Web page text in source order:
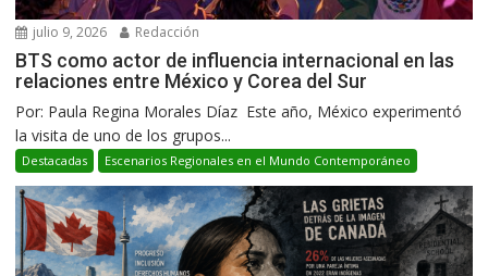
julio 9, 2026 Redacción
BTS como actor de influencia internacional en las
relaciones entre México y Corea del Sur
Por: Paula Regina Morales Díaz Este año, México experimentó
la visita de uno de los grupos...
Destacadas Escenarios Regionales en el Mundo Contemporáneo